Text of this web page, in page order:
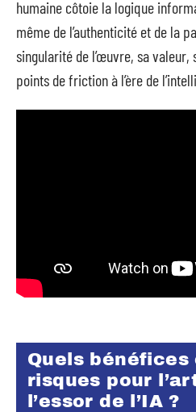
humaine côtoie la logique
même de l’authenticité et de la
singularité de l’œuvre, sa
points de friction à l’ère de
Quels bénéfices
risques pour
l’essor de l’IA ?